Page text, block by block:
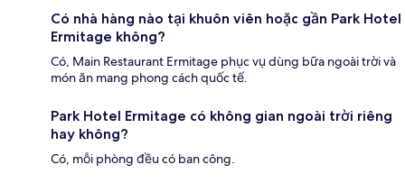
Có nhà hàng nào tại khuôn viên hoặc gần Park Hotel
Ermitage không?
Có, Main Restaurant Ermitage phục vụ dùng bữa ngoài trời và
món ăn mang phong cách quốc tế.
Park Hotel Ermitage có không gian ngoài trời riêng
hay không?
Có, mỗi phòng đều có ban công.